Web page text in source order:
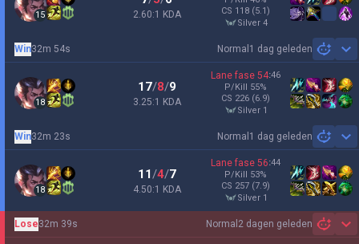
15 2.60:1 KDA
CS 118 (5.1)
silver 4
Normal 1 dag geleden
Win32m 54s
18
17/8/9
3.25:1 KDA
Lane fase 54:46
P/Kill 55%
CS 226 (6.9)
silver 1
Normal 1 dag geleden
Win32m 23s
18
11/4/7
4.50:1 KDA
Lane fase 56:44
P/Kill 53%
CS 257 (7.9)
silver 1
Normal 2 dagen geleden
Lose32m 39s